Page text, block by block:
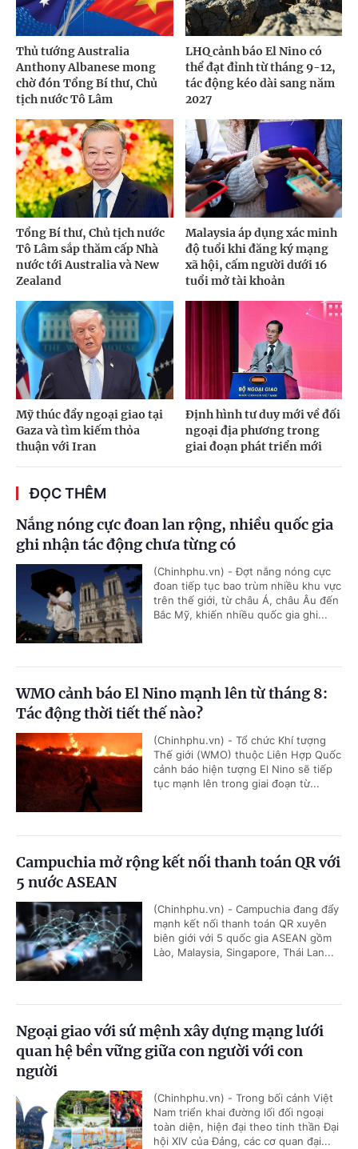
Thủ tướng Australia
Anthony Albanese mong
chờ đón Tổng Bí thư, Chủ
tịch nước Tô Lâm
LHQ cảnh báo El Nino có
thể đạt đỉnh từ tháng 9-12,
tác động kéo dài sang năm
2027
Tổng Bí thư, Chủ tịch nước
Tô Lâm sắp thăm cấp Nhà
nước tới Australia và New
Zealand
Malaysia áp dụng xác minh
độ tuổi khi đăng ký mạng
xã hội, cấm người dưới 16
tuổi mở tài khoản
Mỹ thúc đẩy ngoại giao tại
Gaza và tìm kiếm thỏa
thuận với Iran
Định hình tư duy mới về đối
ngoại địa phương trong
giai đoạn phát triển mới
ĐỌC THÊM
Nắng nóng cực đoan lan rộng, nhiều quốc gia
ghi nhận tác động chưa từng có
(Chinhphu.vn) - Đợt nắng nóng cực
đoan tiếp tục bao trùm nhiều khu vực
trên thế giới, từ châu Á, châu Âu đến
Bắc Mỹ, khiến nhiều quốc gia ghi...
WMO cảnh báo El Nino mạnh lên từ tháng 8:
Tác động thời tiết thế nào?
(Chinhphu.vn) - Tổ chức Khí tượng
Thế giới (WMO) thuộc Liên Hợp Quốc
cảnh báo hiện tượng El Nino sẽ tiếp
tục mạnh lên trong giai đoạn từ...
Campuchia mở rộng kết nối thanh toán QR với
5 nước ASEAN
(Chinhphu.vn) - Campuchia đang đẩy
mạnh kết nối thanh toán QR xuyên
biên giới với 5 quốc gia ASEAN gồm
Lào, Malaysia, Singapore, Thái Lan...
Ngoại giao với sứ mệnh xây dựng mạng lưới
quan hệ bền vững giữa con người với con
người
(Chinhphu.vn) - Trong bối cảnh Việt
Nam triển khai đường lối đối ngoại
toàn diện, hiện đại theo tinh thần Đại
hội XIV của Đảng, các cơ quan đại...